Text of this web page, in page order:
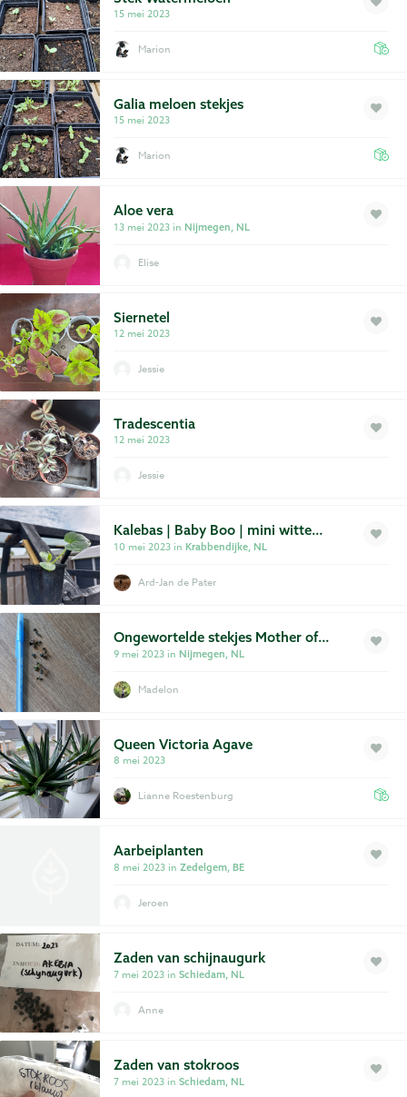
15 mei 2023
Marion
Galia meloen stekjes
15 mei 2023
Marion
Aloe vera
13 mei 2023 in Nijmegen, NL
Elise
Siernetel
12 mei 2023
Jessie
Tradescentia
12 mei 2023
Jessie
Kalebas | Baby Boo | mini witte
sierkalebas
10 mei 2023 in Krabbendijke, NL
Ard-Jan de Pater
Ongewortelde stekjes Mother of
Thousands
9 mei 2023 in Nijmegen, NL
Madelon
Queen Victoria Agave
8 mei 2023
Lianne Roestenburg
Aarbeiplanten
8 mei 2023 in Zedelgem, BE
Jeroen
Zaden van schijnaugurk
7 mei 2023 in Schiedam, NL
Anne
Zaden van stokroos
7 mei 2023 in Schiedam, NL